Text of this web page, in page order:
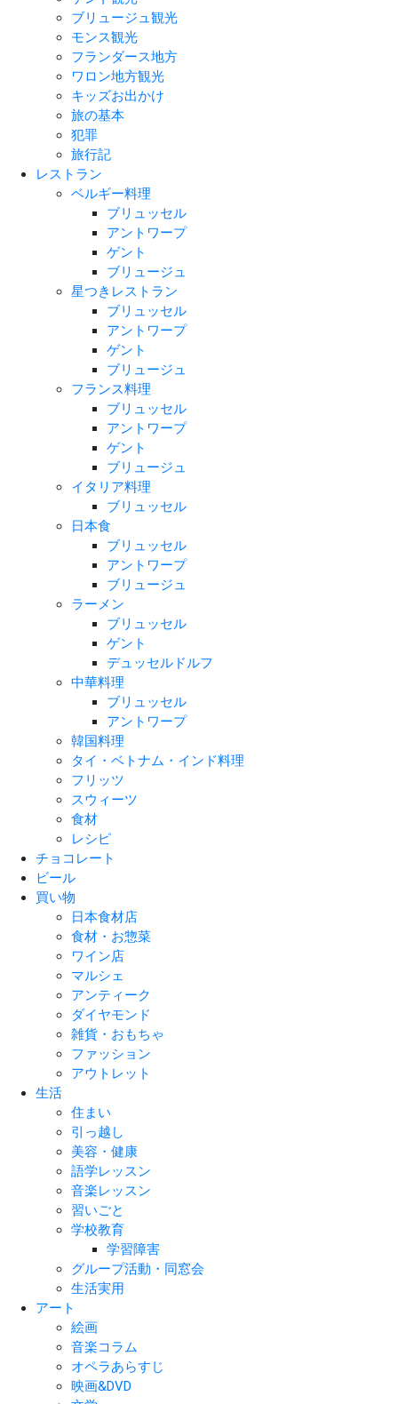
ブリュージュ観光
モンス観光
フランダース地方
ワロン地方観光
キッズお出かけ
旅の基本
犯罪
旅行記
レストラン
ベルギー料理
ブリュッセル
アントワープ
ゲント
ブリュージュ
星つきレストラン
ブリュッセル
アントワープ
ゲント
ブリュージュ
フランス料理
ブリュッセル
アントワープ
ゲント
ブリュージュ
イタリア料理
ブリュッセル
日本食
ブリュッセル
アントワープ
ブリュージュ
ラーメン
ブリュッセル
ゲント
デュッセルドルフ
中華料理
ブリュッセル
アントワープ
韓国料理
タイ・ベトナム・インド料理
フリッツ
スウィーツ
食材
レシピ
チョコレート
ビール
買い物
日本食材店
食材・お惣菜
ワイン店
マルシェ
アンティーク
ダイヤモンド
雑貨・おもちゃ
ファッション
アウトレット
生活
住まい
引っ越し
美容・健康
語学レッスン
音楽レッスン
習いごと
学校教育
学習障害
グループ活動・同窓会
生活実用
アート
絵画
音楽コラム
オペラあらすじ
映画&DVD